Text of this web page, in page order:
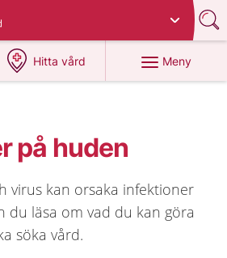
Hitta vård
på 1177.se
Meny
på huden
virus kan orsaka infektioner
du läsa om vad du kan göra
söka vård.